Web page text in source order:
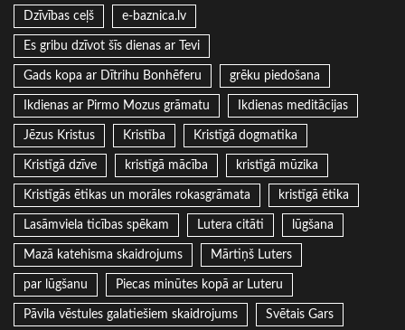
Dzīvības ceļš e-baznica.lv
Es gribu dzīvot šīs dienas ar Tevi
Gads kopa ar Dītrihu Bonhēferu grēku piedošana
Ikdienas ar Pirmo Mozus grāmatu Ikdienas meditācijas
Jēzus Kristus Kristība Kristīgā dogmatika
Kristīgā dzīve kristīgā mācība kristīgā mūzika
Kristīgās ētikas un morāles rokasgrāmata kristīgā ētika
Lasāmviela ticības spēkam Lutera citāti lūgšana
Mazā katehisma skaidrojums Mārtiņš Luters
par lūgšanu Piecas minūtes kopā ar Luteru
Pāvila vēstules galatiešiem skaidrojums Svētais Gars